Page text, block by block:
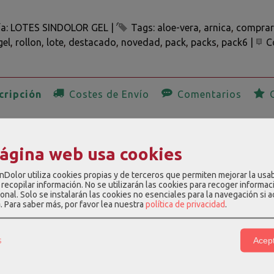
LOTES SINDOLOR GEL Tags: aloe-vera arnica
rollon lote destacado novedad pack packs pack6
Costes de Envío Comentarios
6 Gel SinDolor es un kit de geles especialmente
Este pack incluye 3 unidades de Gel SinDolor Rollon y 3
con ingredientes naturales como Aloe Vera, Árnica,
el enlace del producto para ver las características y
GEL ROLLON3 unidades
SPORT FORTE II3 unidades
web usa cookies
utiliza cookies propias y de terceros que permiten mejorar la
información. No se utilizarán las cookies para recoger
Solo se instalarán las cookies no esenciales para la navegación si
Para saber más, por favor lea nuestra política de privacidad.